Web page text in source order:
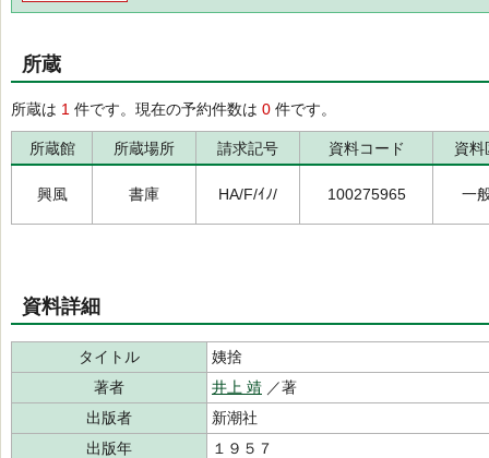
所蔵
所蔵は 1 件です。現在の予約件数は 0 件です。
所蔵館 所蔵場所 請求記号 資料コード 資料
興風 書庫 HA/F/ｲﾉ/ 100275965 一
資料詳細
タイトル
姨捨
著者
井上 靖 ／著
出版者
新潮社
出版年
１９５７